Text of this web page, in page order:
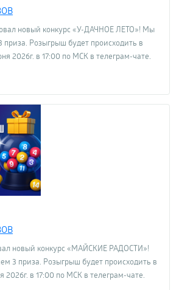
новый конкурс «У-ДАЧНОЕ ЛЕТО»! Мы
приза. Розыгрыш будет происходить в
2026г. в 17:00 по МСК в телеграм-чате.
новый конкурс «МАЙСКИЕ РАДОСТИ»!
3 приза. Розыгрыш будет происходить в
в 17:00 по МСК в телеграм-чате.